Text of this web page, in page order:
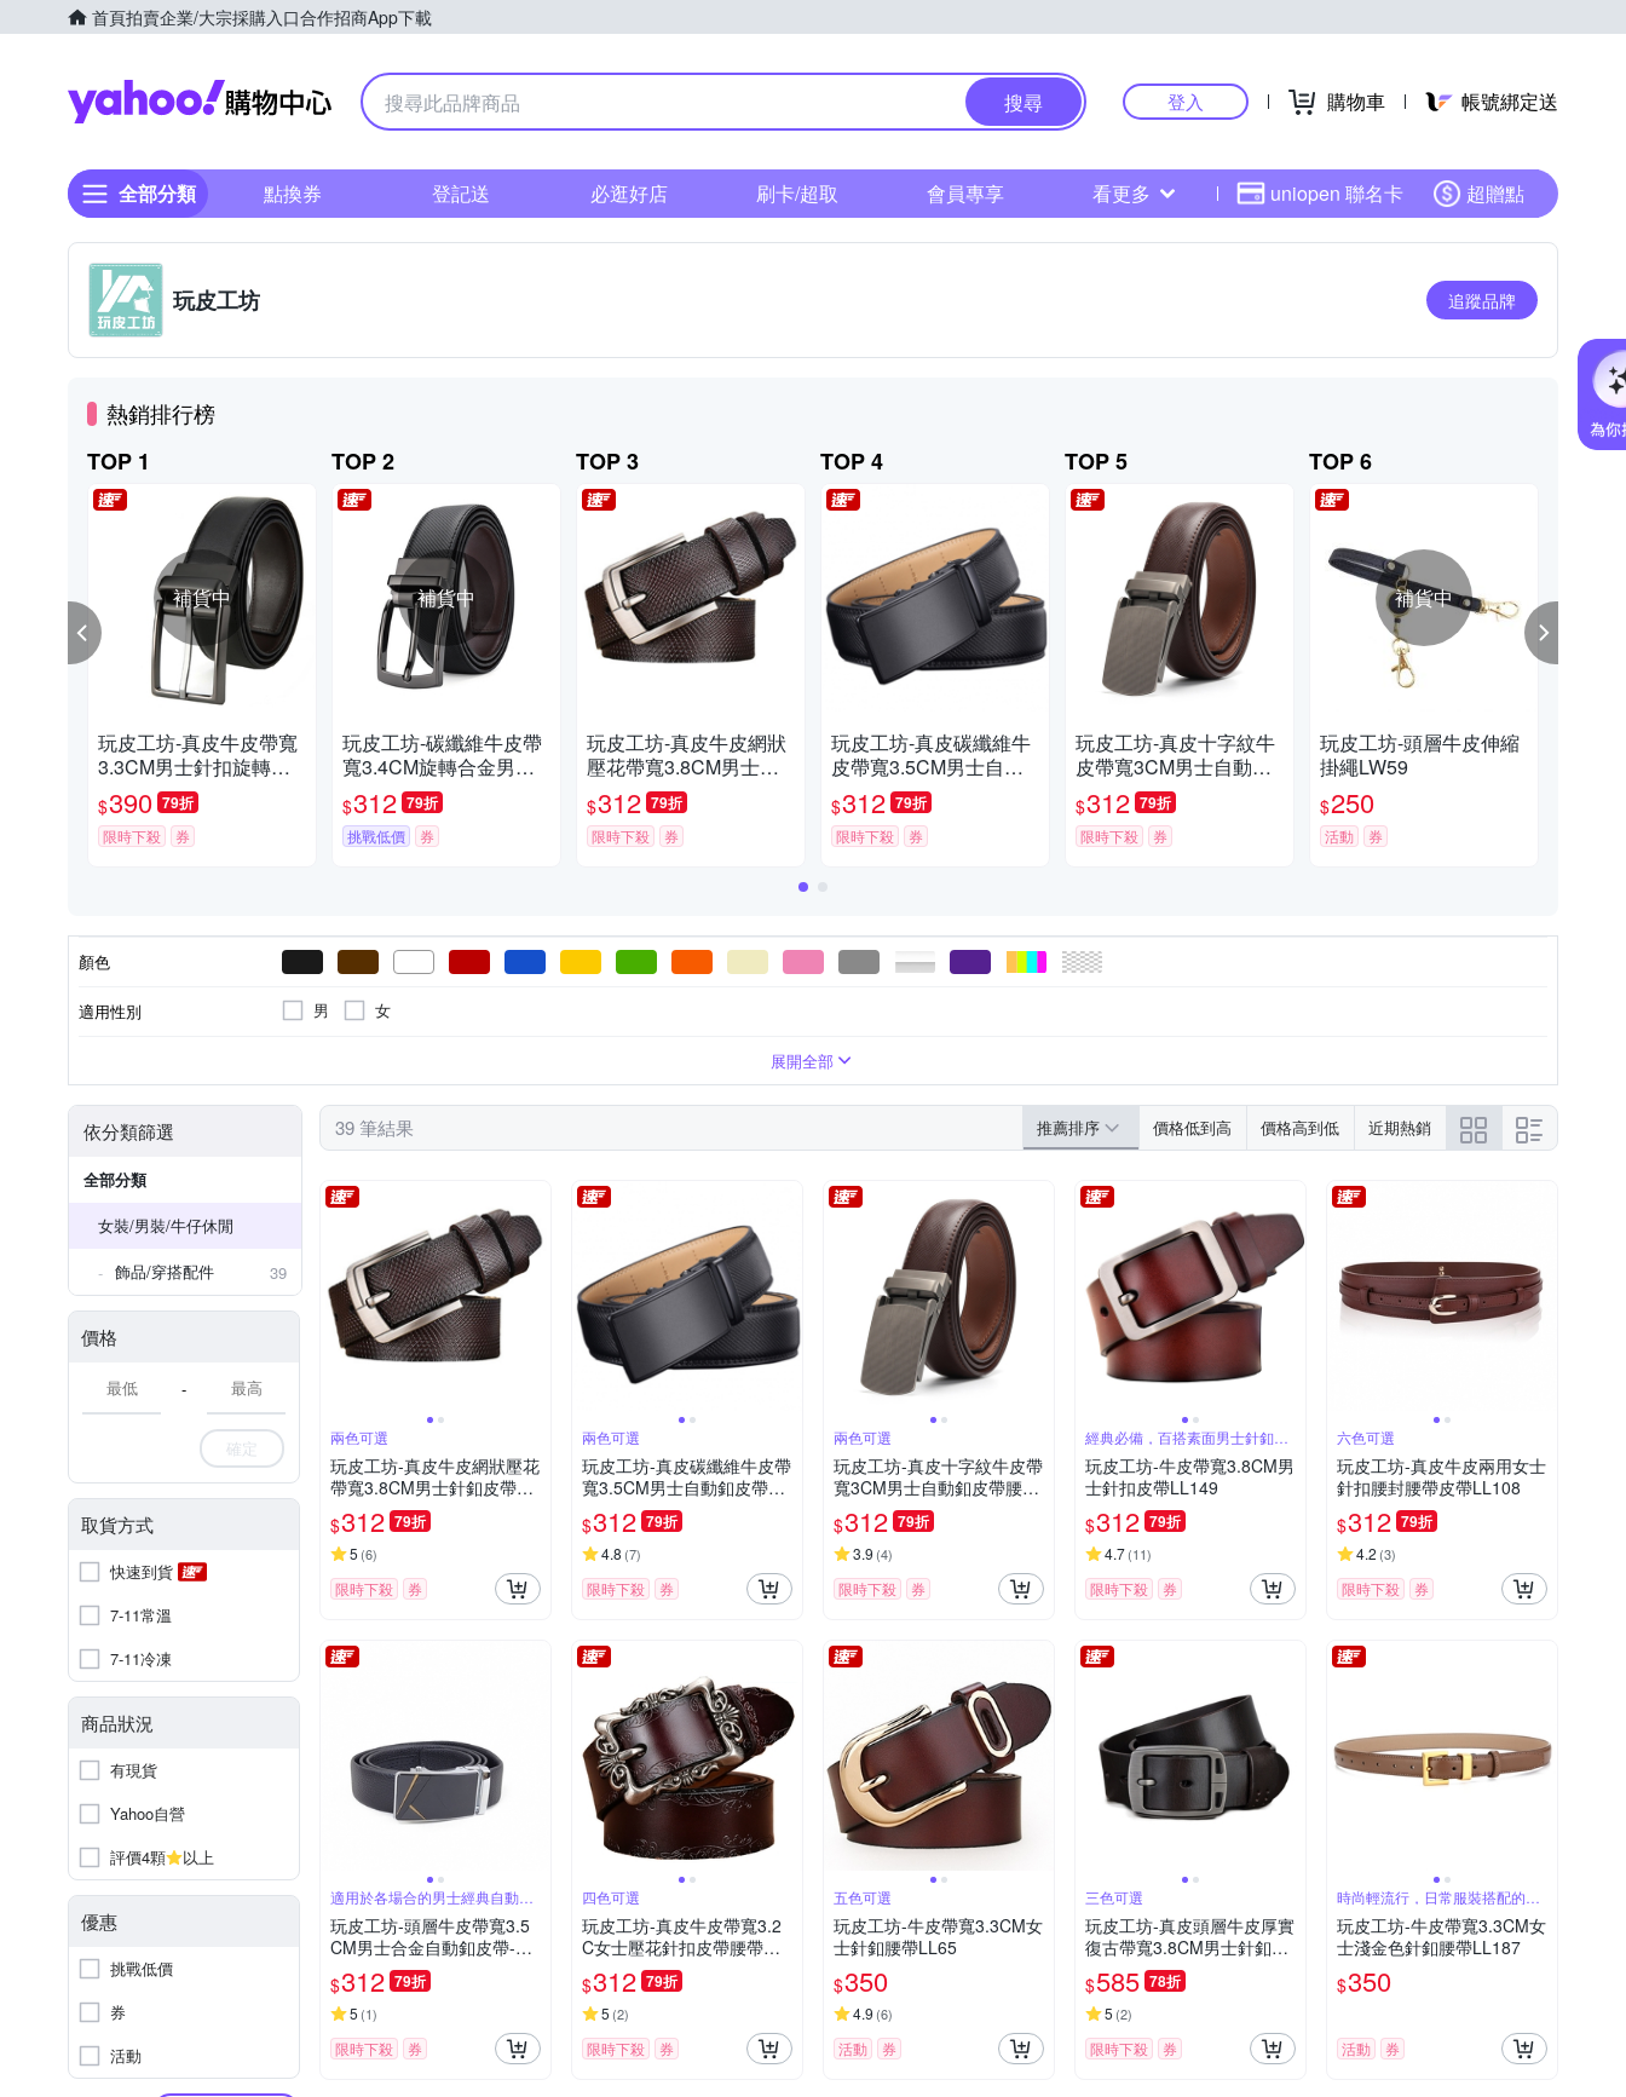
首頁拍賣企業/大宗採購入口合作招商App下載
Yahoo購物中心
搜尋 登入 購物車 帳號綁定送
全部分類 點換券 登記送 必逛好店 刷卡/超取 會員專享 看更多 uniopen 聯名卡 超贈點
玩皮工坊 追蹤品牌
熱銷排行榜
TOP 1
補貨中
玩皮工坊-真皮牛皮帶寬
3.3CM男士針扣旋轉釦
頭皮帶腰帶褲帶男裝配
件LL45
$390 79折
限時下殺 券
TOP 2
補貨中
玩皮工坊-碳纖維牛皮帶
寬3.4CM旋轉合金男士
針釦皮帶LL175
$312 79折
挑戰低價 券
TOP 3
玩皮工坊-真皮牛皮網狀
壓花帶寬3.8CM男士針
釦皮帶腰帶LL119
$312 79折
限時下殺 券
TOP 4
玩皮工坊-真皮碳纖維牛
皮帶寬3.5CM男士自動
釦皮帶腰帶LL116
$312 79折
限時下殺 券
TOP 5
玩皮工坊-真皮十字紋牛
皮帶寬3CM男士自動釦
皮帶腰帶LL115
$312 79折
限時下殺 券
TOP 6
補貨中
玩皮工坊-頭層牛皮伸縮
掛繩LW59
$250
活動 券
顏色
適用性別 男 女
展開全部
依分類篩選
全部分類
女裝/男裝/牛仔休閒
飾品​/​穿搭​配件
39
價格
-
確定
取貨方式
快速到貨
7-11常溫
7-11冷凍
商品狀況
有現貨
Yahoo自營
評價4顆
以上
優惠
挑戰低價
券
活動
39 筆結果 推薦排序 價格低到高 價格高到低 近期熱銷
兩色可選
玩皮工坊-真皮牛皮網狀壓花
帶寬3.8CM男士針釦皮帶腰
帶LL119
$312 79折
5 (6)
限時下殺 券
兩色可選
玩皮工坊-真皮碳纖維牛皮帶
寬3.5CM男士自動釦皮帶腰
帶LL116
$312 79折
4.8 (7)
限時下殺 券
兩色可選
玩皮工坊-真皮十字紋牛皮帶
寬3CM男士自動釦皮帶腰帶
LL115
$312 79折
3.9 (4)
限時下殺 券
經典必備，百搭素面男士針釦皮
帶
玩皮工坊-牛皮帶寬3.8CM男
士針扣皮帶LL149
$312 79折
4.7(11)
限時下殺 券
六色可選
玩皮工坊-真皮牛皮兩用女士
針扣腰封腰帶皮帶LL108
$312 79折
4.2 (3)
限時下殺 券
適用於各場合的男士經典自動釦
皮帶
玩皮工坊-頭層牛皮帶寬3.5
CM男士合金自動釦皮帶-雕
刻線條 LL196
$312 79折
5 (1)
限時下殺 券
四色可選
玩皮工坊-真皮牛皮帶寬3.2
C女士壓花針扣皮帶腰帶褲
帶女裝服飾配件LL37
$312 79折
5 (2)
限時下殺 券
五色可選
玩皮工坊-牛皮帶寬3.3CM女
士針釦腰帶LL65
$350
4.9 (6)
活動 券
三色可選
玩皮工坊-真皮頭層牛皮厚實
復古帶寬3.8CM男士針釦寬
版皮帶腰帶褲帶LL21
$585 78折
5 (2)
限時下殺 券
時尚輕流行，日常服裝搭配的必
備配件
玩皮工坊-牛皮帶寬3.3CM女
士淺金色針釦腰帶LL187
$350
活動 券